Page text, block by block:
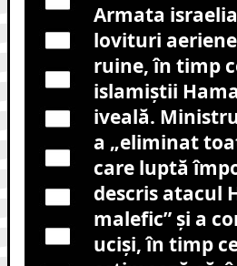
Armata
lovituri
ruine, în timp
islamiștii
iveală.
a „eliminat
care luptă
descris atacul
malefic” și a
uciși, în timp